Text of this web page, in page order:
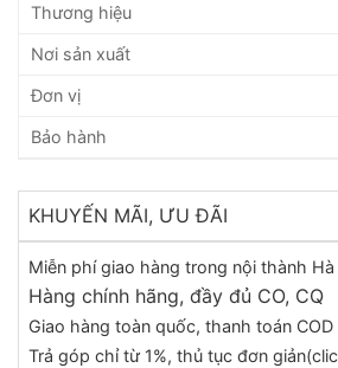
Thương hiệu
Nơi sản xuất
Đơn vị
Bảo hành
KHUYẾN MÃI, ƯU ĐÃI
Miễn phí giao hàng trong nội thành
Hàng chính hãng, đầy đủ CO, CQ
Giao hàng toàn quốc, thanh toán COD
Trả góp chỉ từ 1%, thủ tục đơn